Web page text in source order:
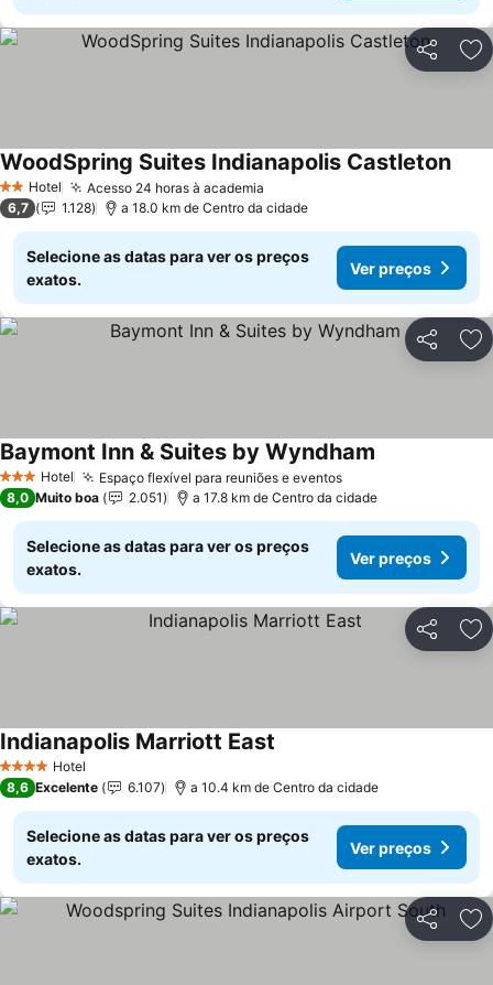
Partilhar
2 Estrelas
Hotel Acesso 24 horas à academia
WoodSpring Suites Indianapolis Castleton
6,7 1.128 a 18.0 km de Centro da cidade
Selecione as datas para ver os preços
exatos.
Ver preços
Partilhar
3 EstrelasHotel Espaço flexível para reuniões e eventos
Baymont Inn & Suites by Wyndham
8,0 Muito boa 2.051 a 17.8 km de Centro da cidade
Selecione as datas para ver os preços
exatos.
Ver preços
Partilhar
4 EstrelasHotel
Indianapolis Marriott East
8,6 Excelente 6.107 a 10.4 km de Centro da cidade
Selecione as datas para ver os preços
exatos.
Ver preços
Partilhar